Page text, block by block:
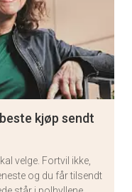
kjøp sendt
velge. Fortvil ikke,
og du får tilsendt